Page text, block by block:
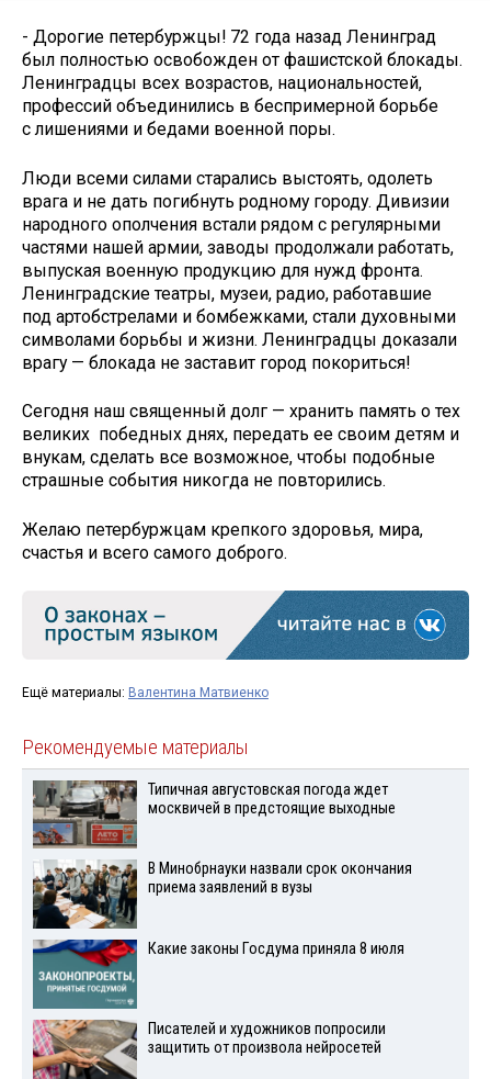
- Дорогие петербуржцы! 72 года назад Ленинград
был полностью освобожден от фашистской блокады.
Ленинградцы всех возрастов, национальностей,
профессий объединились в беспримерной борьбе
с лишениями и бедами военной поры.
Люди всеми силами старались выстоять, одолеть
врага и не дать погибнуть родному городу. Дивизии
народного ополчения встали рядом с регулярными
частями нашей армии, заводы продолжали работать,
выпуская военную продукцию для нужд фронта.
Ленинградские театры, музеи, радио, работавшие
под артобстрелами и бомбежками, стали духовными
символами борьбы и жизни. Ленинградцы доказали
врагу — блокада не заставит город покориться!
Сегодня наш священный долг — хранить память о тех
великих победных днях, передать ее своим детям и
внукам, сделать все возможное, чтобы подобные
страшные события никогда не повторились.
Желаю петербуржцам крепкого здоровья, мира,
счастья и всего самого доброго.
Ещё материалы: Валентина Матвиенко
Рекомендуемые материалы
Типичная августовская погода ждет
москвичей в предстоящие выходные
В Минобрнауки назвали срок окончания
приема заявлений в вузы
Какие законы Госдума приняла 8 июля
Писателей и художников попросили
защитить от произвола нейросетей